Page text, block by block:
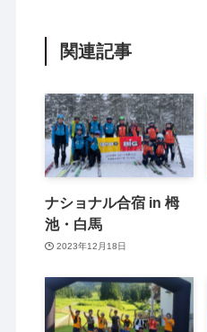
関連記事
ナショナル合宿 in 栂
池・白馬
2023年12月18日